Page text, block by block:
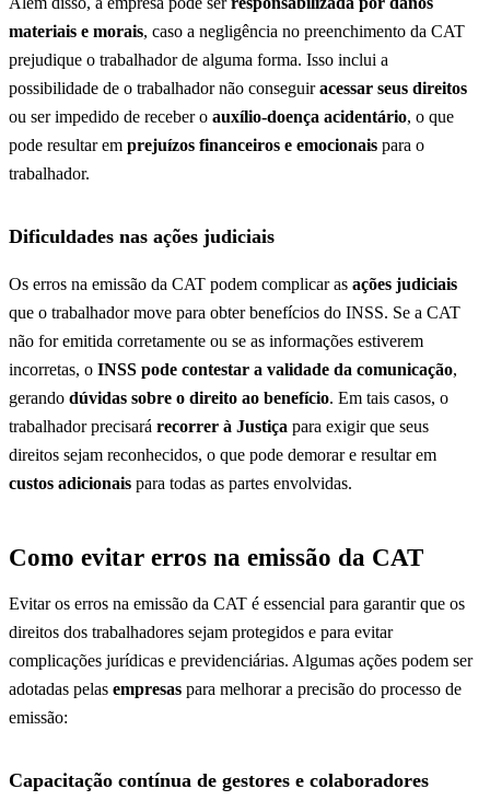
materiais e morais, caso a negligência no preenchimento da CAT
prejudique o trabalhador de alguma forma. Isso inclui a
possibilidade de o trabalhador não conseguiracessar seus direitos
ou ser impedido de receber o auxílio-doença acidentário, o que
pode resultar em prejuízos financeiros e emocionais para o
trabalhador.
Dificuldades nas ações judiciais
Os erros na emissão da CAT podem complicar as ações judiciais
que o trabalhador move para obter benefícios do INSS. Se a CAT
não for emitida corretamente ou se as informações estiverem
incorretas, o INSS pode contestar a validade da comunicação,
gerando dúvidas sobre o direito ao benefício. Em tais casos, o
trabalhador precisará recorrer à Justiça para exigir que seus
direitos sejam reconhecidos, o que pode demorar e resultar em
custos adicionais para todas as partes envolvidas.
Como evitar erros na emissão da CAT
Evitar os erros na emissão da CAT é essencial para garantir que os
direitos dos trabalhadores sejam protegidos e para evitar
complicações jurídicas e previdenciárias. Algumas ações podem ser
adotadas pelas empresas para melhorar a precisão do processo de
emissão:
Capacitação contínua de gestores e colaboradores